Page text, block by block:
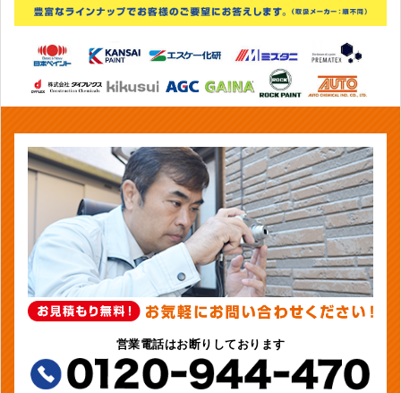
営業電話はお断りしております